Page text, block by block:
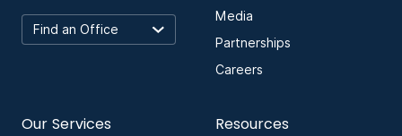
Media
Partnerships
Careers
Our Services Resources